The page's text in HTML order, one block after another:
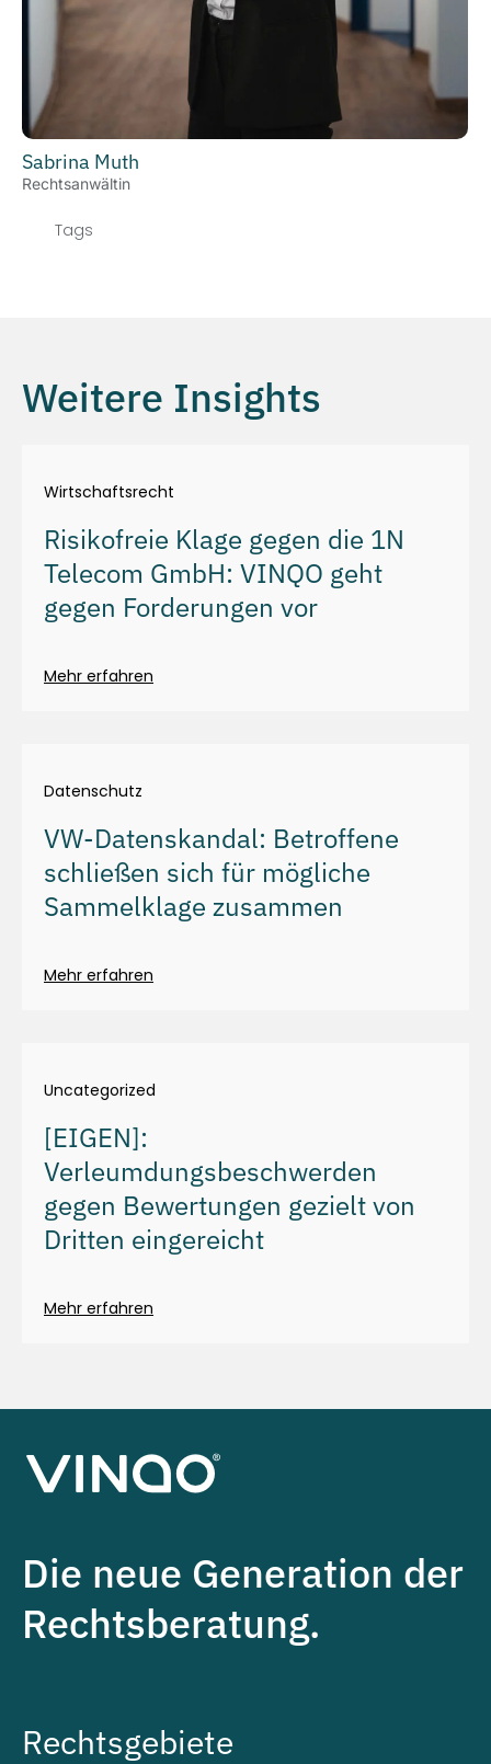
Sabrina Muth
Rechtsanwältin
Tags
Weitere Insights
Wirtschaftsrecht
Risikofreie Klage gegen die 1N
Telecom GmbH: VINQO geht
gegen Forderungen vor
Mehr erfahren
Datenschutz
VW-Datenskandal: Betroffene
schließen sich für mögliche
Sammelklage zusammen
Mehr erfahren
Uncategorized
[EIGEN]:
Verleumdungsbeschwerden
gegen Bewertungen gezielt von
Dritten eingereicht
Mehr erfahren
Die neue Generation der
Rechtsberatung.
Rechtsgebiete